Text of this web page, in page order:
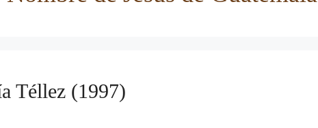
Téllez (1997)